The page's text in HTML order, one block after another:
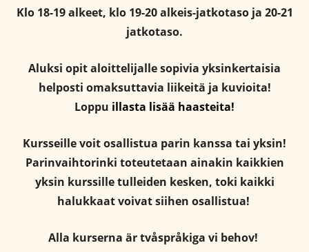
Klo 18-19 alkeet, klo 19-20 alkeis-jatkotaso ja 20-21
jatkotaso.
Aluksi opit aloittelijalle sopivia yksinkertaisia
helposti omaksuttavia liikeitä ja kuvioita!
Loppu illasta lisää haasteita!
Kursseille voit osallistua parin kanssa tai yksin!
Parinvaihtorinki toteutetaan ainakin kaikkien
yksin kurssille tulleiden kesken, toki kaikki
halukkaat voivat siihen osallistua!
Alla kurserna är tvåspråkiga vi behov!